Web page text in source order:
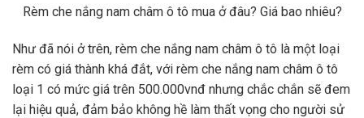
Rèm che nắng nam châm ô tô mua ở đâu? Giá bao nhiêu?
Như đã nói ở trên, rèm che nắng nam châm ô tô là một loại
rèm có giá thành khá đắt, với rèm che nắng nam châm ô tô
loại 1 có mức giá trên 500.000vnđ nhưng chắc chắn sẽ đem
lại hiệu quả, đảm bảo không hề làm thất vọng cho người sử